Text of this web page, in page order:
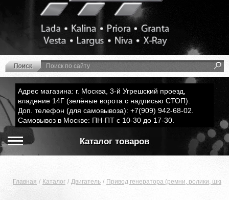
Адрес магазина: г. Москва, 3-й Угрешский проезд,
владение 14Г (зелёные ворота с надписью СТОП).
Доп. телефон (для самовывоза): +7(909) 942-68-02.
Самовывоз в Москве: ПН-ПТ с 10-30 до 17-30.
Каталог товаров
Главная Каталог Двигатель Привод генератора (ремни, ролики,